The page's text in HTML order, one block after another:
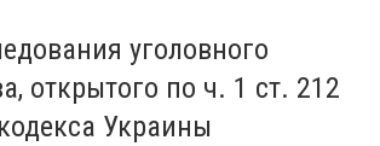
уголовного
открытого по ч. 1 ст. 212
Украины